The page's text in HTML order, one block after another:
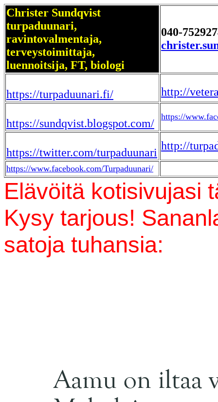
Christer Sundqvist
turpaduunari,
ravintovalmentaja,
terveystoimittaja,
luennoitsija, FT, biologi
040-
https://turpaduunari.fi/ http://
https://sundqvist.blogspot.com/
https://
https://twitter.com/turpaduunari
http://
https://www.facebook.com/Turpaduunari/
Elävöitä kotisivujasi
Kysy tarjous!
satoja tuhansia: